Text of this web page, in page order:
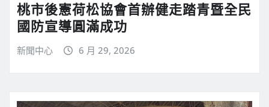
桃市後憲荷松協會首辦健走踏青暨全民
國防宣導圓滿成功
新聞中心 6 月 29, 2026